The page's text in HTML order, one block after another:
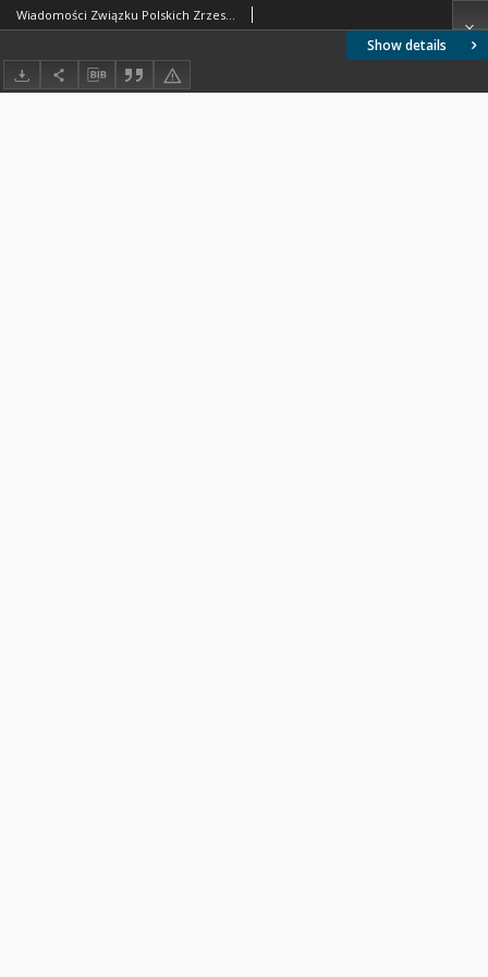
Show details
Wiadomości Związku Polskich Zrzeszeń Technicznych 1934 nr 2